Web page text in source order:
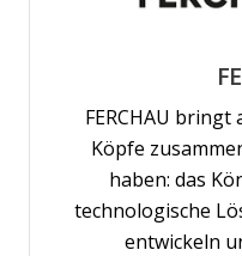
FERCHAU
Köpfe
haben: das
technologische
entwickeln